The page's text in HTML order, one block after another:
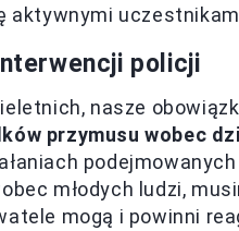
policji
nasze
przymusu wobec
młodych ludzi,
mogą i powinni